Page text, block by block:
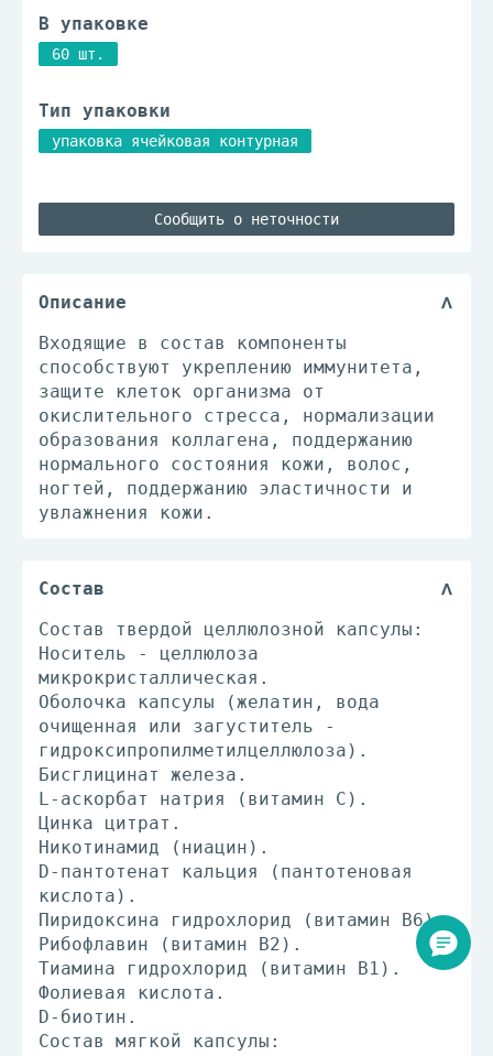
В упаковке
60 шт.
Тип упаковки
упаковка ячейковая контурная
Сообщить о неточности
Описание
Входящие в состав компоненты
способствуют укреплению иммунитета,
защите клеток организма от
окислительного стресса, нормализации
образования коллагена, поддержанию
нормального состояния кожи, волос,
ногтей, поддержанию эластичности и
увлажнения кожи.
Состав
Состав твердой целлюлозной капсулы:
Носитель - целлюлоза
микрокристаллическая.
Оболочка капсулы (желатин, вода
очищенная или загуститель -
гидроксипропилметилцеллюлоза).
Бисглицинат железа.
L-аскорбат натрия (витамин С).
Цинка цитрат.
Никотинамид (ниацин).
D-пантотенат кальция (пантотеновая
кислота).
Пиридоксина гидрохлорид (витамин В6).
Рибофлавин (витамин В2).
Тиамина гидрохлорид (витамин В1).
Фолиевая кислота.
D-биотин.
Состав мягкой капсулы: